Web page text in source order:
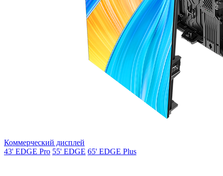
Коммерческий дисплей
43' EDGE Pro 55' EDGE 65' EDGE Plus